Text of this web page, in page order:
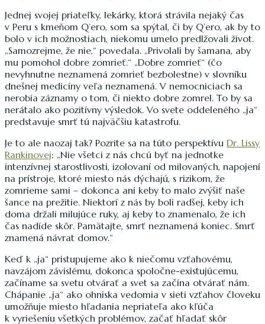
Jednej svojej priateľky, lekárky, ktorá strávila nejaký čas
v Peru s kmeňom Q’ero, som sa spýtal, či by Q’ero, ak by to
bolo v ich možnostiach, niekomu umelo predlžovali život.
„Samozrejme, že nie,“ povedala. „Privolali by šamana, aby
mu pomohol dobre zomrieť.“ „Dobre zomrieť“ (čo
nevyhnutne neznamená zomrieť bezbolestne) v slovníku
dnešnej medicíny veľa neznamená. V nemocniciach sa
nerobia záznamy o tom, či niekto dobre zomrel. To by sa
nerátalo ako pozitívny výsledok. Vo svete oddeleného „ja“
predstavuje smrť tú najväčšiu katastrofu.
Je to ale naozaj tak? Pozrite sa na túto perspektívu Dr. Lissy
Rankinovej: „Nie všetci z nás chcú byť na jednotke
intenzívnej starostlivosti, izolovaní od milovaných, napojení
na prístroje, ktoré miesto nás dýchajú, s rizikom, že
zomrieme sami – dokonca ani keby to malo zvýšiť naše
šance na prežitie. Niektorí z nás by boli radšej, keby ich
doma držali milujúce ruky, aj keby to znamenalo, že ich
čas nadíde skôr. Pamätajte, smrť neznamená koniec. Smrť
znamená návrat domov.“
Keď k „ja“ pristupujeme ako k niečomu vzťahovému,
navzájom závislému, dokonca spoločne-existujúcemu,
začíname sa svetu otvárať a svet sa začína otvárať nám.
Chápanie „ja“ ako ohniska vedomia v sieti vzťahov človeku
umožňuje miesto hľadania nepriateľa ako kľúča
k vyriešeniu všetkých problémov, začať hľadať skôr